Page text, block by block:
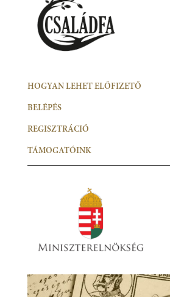
HOGYAN LEHET ELŐFIZETŐ
BELÉPÉS
REGISZTRÁCIÓ
TÁMOGATÓINK